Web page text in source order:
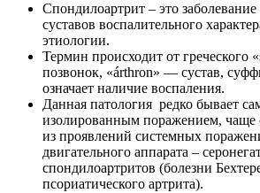
Спондилоартрит – это
суставов воспалительного
этиологии.
Термин происходит от греческого
позвонок, «árthron» — сустав,
означает наличие воспаления.
Данная патология редко бывает
изолированным поражением, чаще
из проявлений системных
двигательного аппарата –
спондилоартритов (болезни
псориатического артрита).